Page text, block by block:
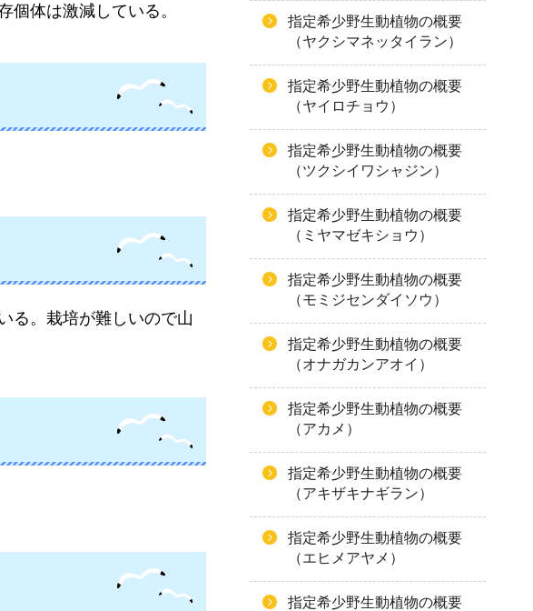
体は激減している。
る。栽培が難しいので山
指定希少野生動植物の概要
（ヤクシマネッタイラン）
指定希少野生動植物の概要
（ヤイロチョウ）
指定希少野生動植物の概要
（ツクシイワシャジン）
指定希少野生動植物の概要
（ミヤマゼキショウ）
指定希少野生動植物の概要
（モミジセンダイソウ）
指定希少野生動植物の概要
（オナガカンアオイ）
指定希少野生動植物の概要
（アカメ）
指定希少野生動植物の概要
（アキザキナギラン）
指定希少野生動植物の概要
（エヒメアヤメ）
指定希少野生動植物の概要